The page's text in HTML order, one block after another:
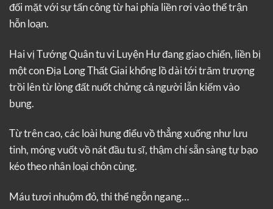
đối mặt với sự tấn công từ hai phía liền rơi vào thế trận
hỗn loạn.
Hai vị Tướng Quân tu vi Luyện Hư đang giao chiến, liền bị
một con Địa Long Thất Giai khổng lồ dài tới trăm trượng
trồi lên từ lòng đất nuốt chửng cả người lẫn kiếm vào
bụng.
Từ trên cao, các loài hung điểu vồ thẳng xuống như lưu
tinh, móng vuốt vồ nát đầu tu sĩ, thậm chí sẵn sàng tự bạo
kéo theo nhân loại chôn cùng.
Máu tươi nhuộm đỏ, thi thể ngỗn ngang…